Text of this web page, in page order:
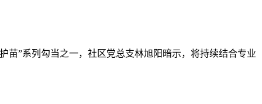
苗”系列勾当之一，社区党总支林旭阳暗示，将持续结合专业